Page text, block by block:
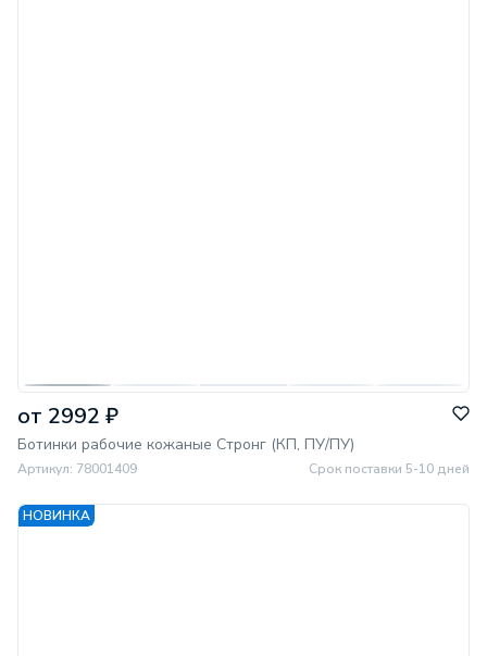
от 2992 ₽
Ботинки рабочие кожаные Стронг (КП, ПУ/ПУ)
Артикул: 78001409 Срок поставки 5-10 дней
НОВИНКА